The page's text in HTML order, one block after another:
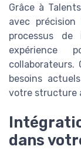
Grâce à
avec
processus
expérience
collaborateurs.
besoins
votre structure
dans